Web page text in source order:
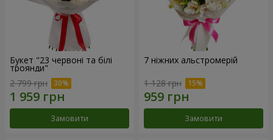
Букет "23 червоні та білі
троянди"
2 799 грн
Замовити
7 ніжних альстромерій
1 128 грн
Замовити